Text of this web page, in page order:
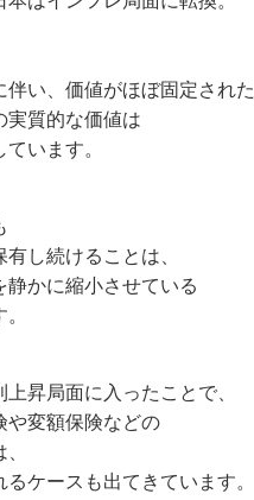
伴い、価値がほぼ固定された
実質的な価値は
います。
し続けることは、
静かに縮小させている
昇局面に入ったことで、
や変額保険などの
ケースも出てきています。